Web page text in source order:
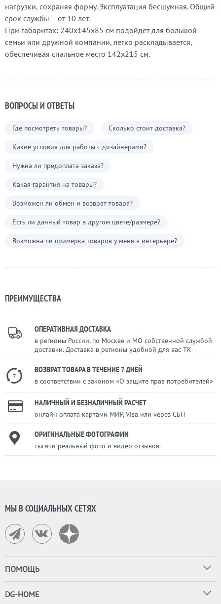
нагрузки, сохраняя форму. Эксплуатация бесшумная. Общий
срок службы – от 10 лет.
При габаритах: 240х145х85 см подойдет для большой
семьи или дружной компании, легко раскладывается,
обеспечивая спальное место 142х215 см.
ВОПРОСЫ И ОТВЕТЫ
Где посмотреть товары? Сколько стоит доставка?
Какие условия для работы с дизайнерами?
Нужна ли предоплата заказа?
Какая гарантия на товары?
Возможен ли обмен и возврат товара?
Есть ли данный товар в другом цвете/размере?
Возможна ли примерка товаров у меня в интерьере?
ПРЕИМУЩЕСТВА
ОПЕРАТИВНАЯ ДОСТАВКА
в регионы России, по Москве и МО собственной службой
доставки. Доставка в регионы удобной для вас ТК
7
ВОЗВРАТ ТОВАРА В ТЕЧЕНИЕ 7 ДНЕЙ
в соответствии с законом «О защите прав потребителей»
НАЛИЧНЫЙ И БЕЗНАЛИЧНЫЙ РАСЧЕТ
онлайн оплата картами МИР, Visa или через СБП
ОРИГИНАЛЬНЫЕ ФОТОГРАФИИ
тысячи реальный фото и видео отзывов
МЫ В СОЦИАЛЬНЫХ СЕТЯХ
ПОМОЩЬ
DG-HOME